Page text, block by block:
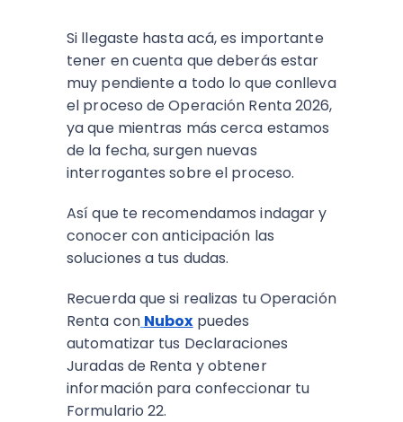
Si llegaste hasta acá, es importante
tener en cuenta que deberás estar
muy pendiente a todo lo que conlleva
el proceso de Operación Renta 2026,
ya que mientras más cerca estamos
de la fecha, surgen nuevas
interrogantes sobre el proceso.
Así que te recomendamos indagar y
conocer con anticipación las
soluciones a tus dudas.
Recuerda que si realizas tu Operación
Renta con Nubox puedes
automatizar tus Declaraciones
Juradas de Renta y obtener
información para confeccionar tu
Formulario 22.